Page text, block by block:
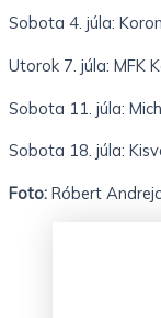
Sobota 4. júla:
Utorok 7. júla: MFK
Sobota 11. júla:
Sobota 18. júla:
Foto: Róbert